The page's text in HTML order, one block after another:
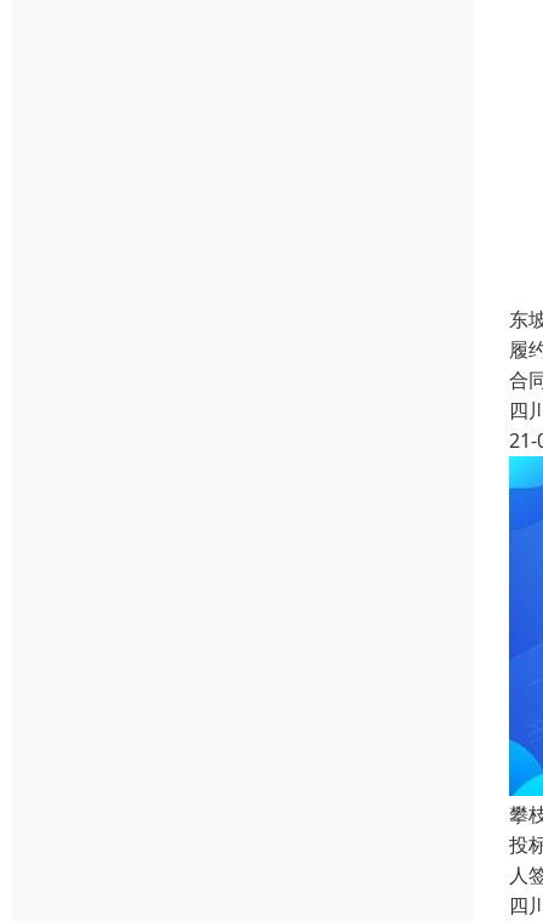
东
履
合
四
21-
攀
投
人
四